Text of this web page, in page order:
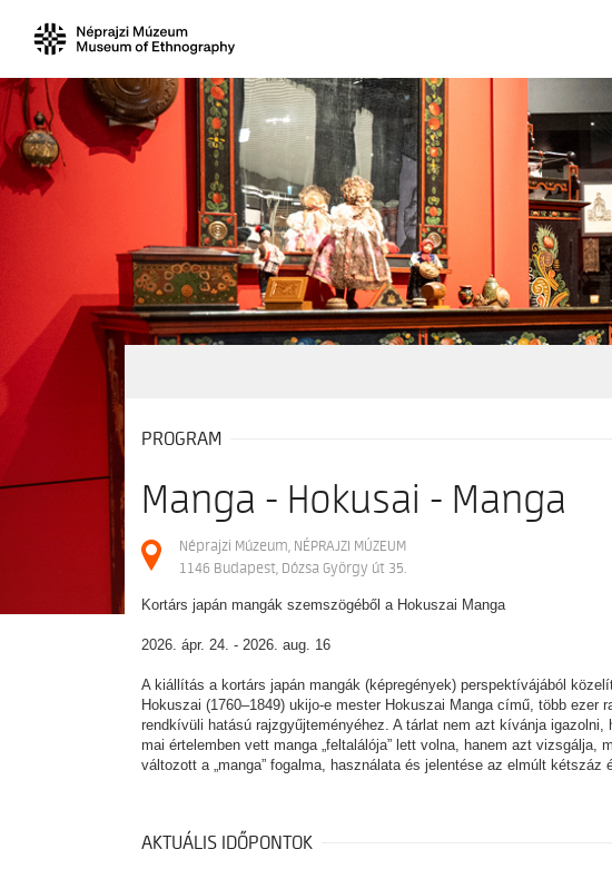
PROGRAM
Manga - Hokusai - Manga
Néprajzi Múzeum, NÉPRAJZI MÚZEUM
1146 Budapest, Dózsa György út 35.
Kortárs japán mangák szemszögéből a Hokuszai Manga
2026. ápr. 24. - 2026. aug. 16
A kiállítás a kortárs japán mangák (képregények) perspektívájából
Hokuszai (1760–1849) ukijo-e mester Hokuszai Manga című, több ezer
rendkívüli hatású rajzgyűjteményéhez. A tárlat nem azt kívánja igazolni,
mai értelemben vett manga „feltalálója” lett volna, hanem azt vizsgálja,
változott a „manga” fogalma, használata és jelentése az elmúlt kétszáz
AKTUÁLIS IDŐPONTOK